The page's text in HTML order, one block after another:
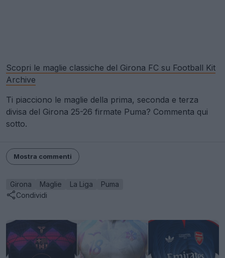
Scopri le maglie classiche del Girona FC su Football Kit
Archive
Ti piacciono le maglie della prima, seconda e terza
divisa del Girona 25-26 firmate Puma? Commenta qui
sotto.
Mostra commenti
Girona Maglie La Liga
Puma
Condividi